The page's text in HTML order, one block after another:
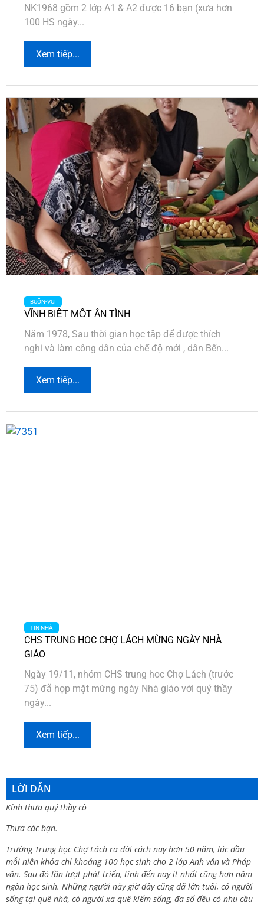
NK1968 gồm 2 lớp A1 & A2 được 16 bạn (xưa hơn
100 HS ngày...
Xem tiếp...
BUỒN-VUI
VĨNH BIỆT MỘT ÂN TÌNH
Năm 1978, Sau thời gian học tập để được thích
nghi và làm công dân của chế độ mới , dân Bến...
Xem tiếp...
TIN NHÀ
CHS TRUNG HOC CHỢ LÁCH MỪNG NGÀY NHÀ
GIÁO
Ngày 19/11, nhóm CHS trung hoc Chợ Lách (trước
75) đã họp mặt mừng ngày Nhà giáo với quý thầy
ngày...
Xem tiếp...
LỜI DẪN
Kính thưa quý thầy cô
Thưa các bạn.
Trường Trung học Chợ Lách ra đời cách nay hơn 50 năm, lúc đầu
mỗi niên khóa chỉ khoảng 100 học sinh cho 2 lớp Anh văn và Pháp
văn. Sau đó lần lượt phát triển, tính đến nay ít nhất cũng hơn năm
ngàn học sinh. Những người này giờ đây cũng đã lớn tuổi, có người
sống tại quê nhà, có người xa quê kiếm sống, đa số đều có nhu cầu